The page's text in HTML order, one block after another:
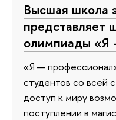
Высшая школа
представляет
олимпиады «Я
«Я —
студентов со всей
доступ к миру
поступлении в